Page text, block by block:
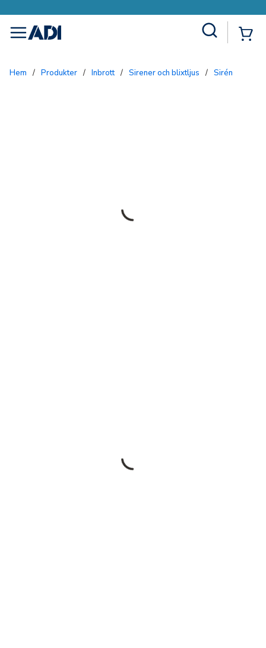
menu
Hem / Produkter / Inbrott / Sirener och blixtljus / Sirén